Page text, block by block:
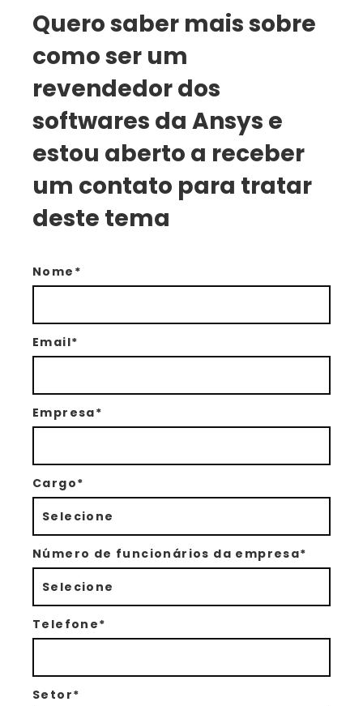
Quero saber mais sobre
como ser um
revendedor dos
softwares da Ansys e
estou aberto a receber
um contato para tratar
deste tema
Nome*
Email*
Empresa*
Cargo*
Número de funcionários da empresa*
Telefone*
Setor*